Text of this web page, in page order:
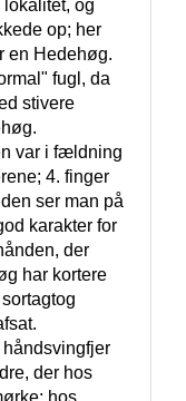
og
op; her
en Hedehøg.
stivere
var i fældning
4. finger
ser man på
karakter for
der
har kortere
der hos
hos